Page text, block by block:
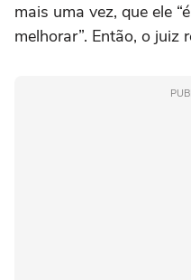
mais uma vez, que ele
melhorar”. Então, o juiz